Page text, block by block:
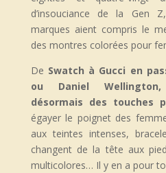
d’insouciance de la Gen
marques aient compris le
des montres colorées pour
De Swatch à Gucci en
ou Daniel
désormais des touches
égayer le poignet des
aux teintes intenses,
changent de la tête aux
multicolores… Il y en a pour